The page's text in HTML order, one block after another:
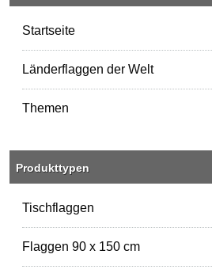
Startseite
Länderflaggen der Welt
Themen
Produkttypen
Tischflaggen
Flaggen 90 x 150 cm